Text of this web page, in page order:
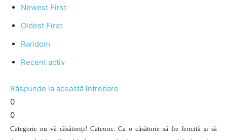
Newest First
Oldest First
Random
Recent activ
Răspunde la această întrebare
0
0
Categoric nu vă căsătoriți! Cateoric. Ca o căsătorie să fie fericită și să